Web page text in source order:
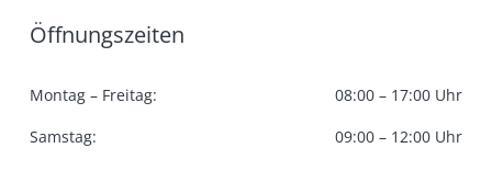
Öffnungszeiten
Montag – Freitag:
08:00 – 17:00 Uhr
Samstag:
09:00 – 12:00 Uhr